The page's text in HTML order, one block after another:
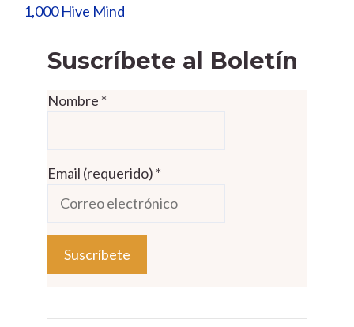
1,000 Hive Mind
Suscríbete al Boletín
Nombre *
Email (requerido) *
o